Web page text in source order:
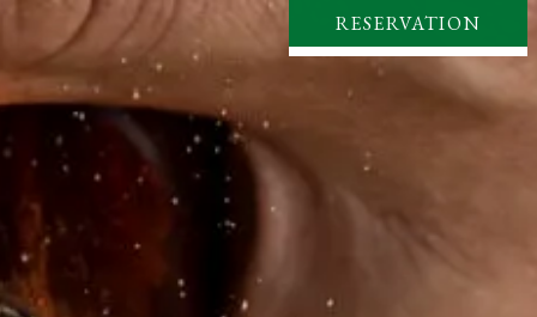
RESERVATION